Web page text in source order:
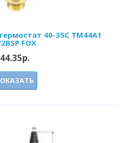
40-35С ТМ44А1
FOX
44.35р.